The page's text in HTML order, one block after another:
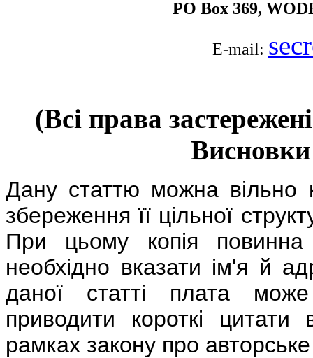
PO Box 369,
E-mail:
(Всі права
Дану статтю можна вільно
збереження її цільної
При цьому копія
необхідно вказати ім'я й
даної статті плата може
приводити короткі
рамках закону про